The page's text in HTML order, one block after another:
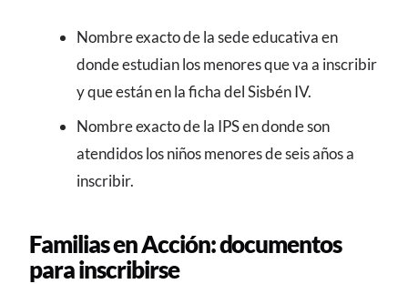
Nombre exacto de la sede educativa en
donde estudian los menores que va a inscribir
y que están en la ficha del Sisbén IV.
Nombre exacto de la IPS en donde son
atendidos los niños menores de seis años a
inscribir.
Familias en Acción: documentos
para inscribirse